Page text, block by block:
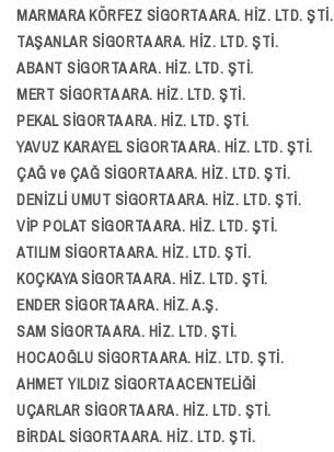
MARMARA KÖRFEZ SİGORTA ARA. HİZ. LTD. ŞTİ.
TAŞANLAR SİGORTA ARA. HİZ. LTD. ŞTİ.
ABANT SİGORTA ARA. HİZ. LTD. ŞTİ.
MERT SİGORTA ARA. HİZ. LTD. ŞTİ.
PEKAL SİGORTA ARA. HİZ. LTD. ŞTİ.
YAVUZ KARAYEL SİGORTA ARA. HİZ. LTD. ŞTİ.
ÇAĞ ve ÇAĞ SİGORTA ARA. HİZ. LTD. ŞTİ.
DENİZLİ UMUT SİGORTA ARA. HİZ. LTD. ŞTİ.
VİP POLAT SİGORTA ARA. HİZ. LTD. ŞTİ.
ATILIM SİGORTA ARA. HİZ. LTD. ŞTİ.
KOÇKAYA SİGORTA ARA. HİZ. LTD. ŞTİ.
ENDER SİGORTA ARA. HİZ. A.Ş.
SAM SİGORTA ARA. HİZ. LTD. ŞTİ.
HOCAOĞLU SİGORTA ARA. HİZ. LTD. ŞTİ.
AHMET YILDIZ SİGORTA ACENTELİĞİ
UÇARLAR SİGORTA ARA. HİZ. LTD. ŞTİ.
BİRDAL SİGORTA ARA. HİZ. LTD. ŞTİ.